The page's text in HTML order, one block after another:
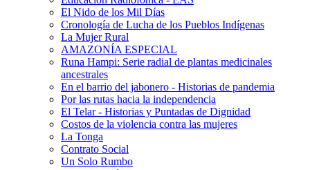
El Nido de los Mil Días
Cronología de Lucha de los Pueblos Indígenas
La Mujer Rural
AMAZONÍA ESPECIAL
Runa Hampi: Serie radial de plantas medicinales
ancestrales
En el barrio del jabonero - Historias de pandemia
Por las rutas hacia la independencia
El Telar - Historias y Puntadas de Dignidad
Costos de la violencia contra las mujeres
La Tonga
Contrato Social
Un Solo Rumbo